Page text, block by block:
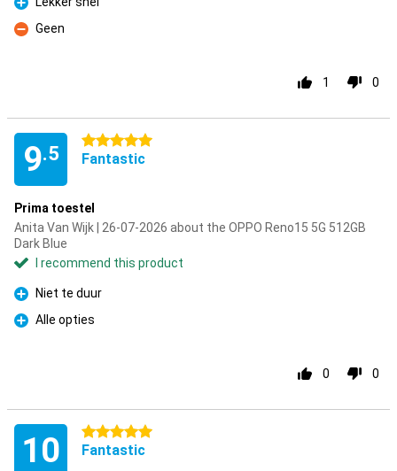
Pro
Con
Geen
1 0
9.5
5 stars
Fantastic
Prima toestel
Anita Van Wijk | 26-07-2026 about the OPPO Reno15 5G 512GB
Dark Blue
I recommend this product
Pro
Niet te duur
Pro
Alle opties
0 0
10 5 stars
Fantastic